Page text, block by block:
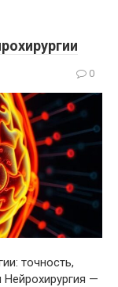
0
точность,
—